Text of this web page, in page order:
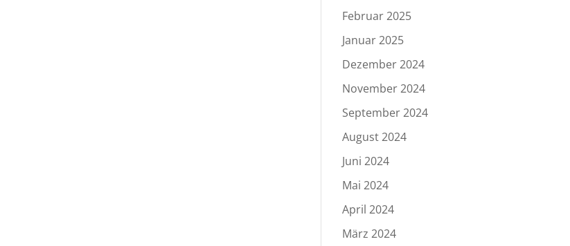
Februar 2025
Januar 2025
Dezember 2024
November 2024
September 2024
August 2024
Juni 2024
Mai 2024
April 2024
März 2024